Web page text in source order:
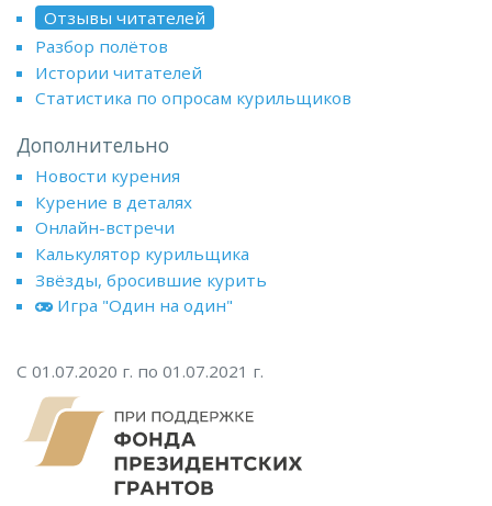
Отзывы читателей
Разбор полётов
Истории читателей
Статистика по опросам курильщиков
Дополнительно
Новости курения
Курение в деталях
Онлайн-встречи
Калькулятор курильщика
Звёзды, бросившие курить
Игра "Один на один"
С 01.07.2020 г. по 01.07.2021 г.